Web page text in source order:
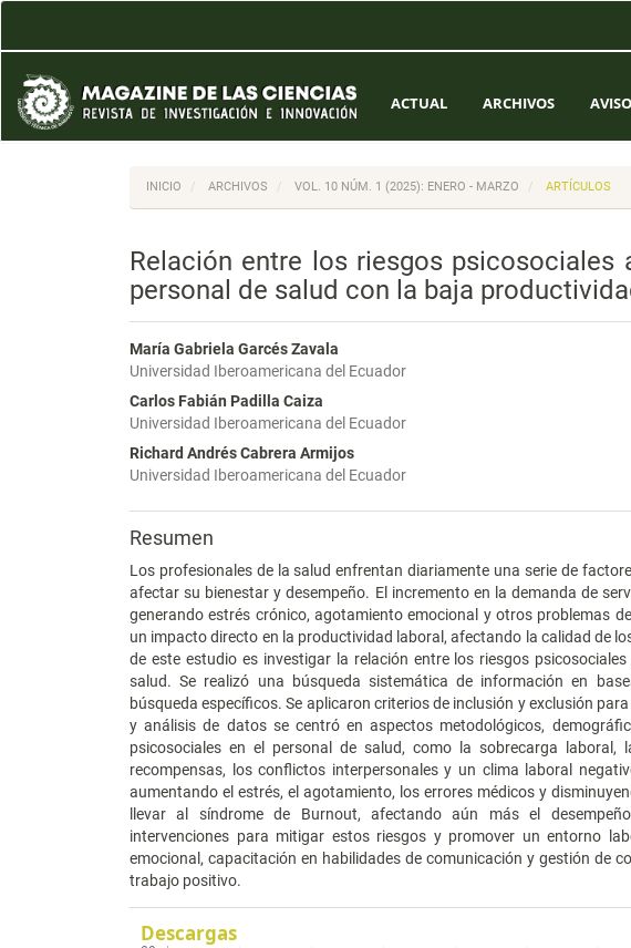
Contenido
principal
Barra
lateral
ACTUAL ARCHIVOS
INICIO ARCHIVOS VOL. 10 NÚM. 1 (2025): ENERO - MARZO ARTÍCULOS
Relación entre los riesgos psicosociales
personal de salud con la baja
María Gabriela Garcés Zavala
Universidad Iberoamericana del Ecuador
Carlos Fabián Padilla Caiza
Universidad Iberoamericana del Ecuador
Richard Andrés Cabrera Armijos
Universidad Iberoamericana del Ecuador
Resumen
Los profesionales de la salud enfrentan diariamente una serie de
afectar su bienestar y desempeño. El incremento en la demanda de
generando estrés crónico, agotamiento emocional y otros problemas
un impacto directo en la productividad laboral, afectando la calidad de
de este estudio es investigar la relación entre los riesgos
salud. Se realizó una búsqueda sistemática de información en
búsqueda específicos. Se aplicaron criterios de inclusión y exclusión
y análisis de datos se centró en aspectos metodológicos,
psicosociales en el personal de salud, como la sobrecarga
recompensas, los conflictos interpersonales y un clima laboral
aumentando el estrés, el agotamiento, los errores médicos y
llevar al síndrome de Burnout, afectando aún más el
intervenciones para mitigar estos riesgos y promover un entorno
emocional, capacitación en habilidades de comunicación y gestión de
trabajo positivo.
Descargas